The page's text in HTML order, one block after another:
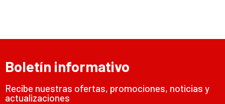
Boletín informativo
Recibe nuestras ofertas, promociones, noticias y
actualizaciones